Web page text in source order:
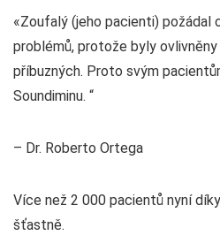
«Zoufalý (jeho pacienti) požádal
problémů, protože byly
příbuzných. Proto svým
Soundiminu. “
– Dr. Roberto Ortega
Více než 2 000 pacientů nyní
šťastně.